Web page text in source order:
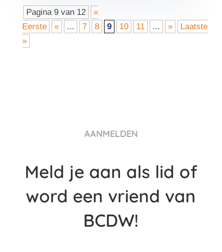
Pagina 9 van 12
«
Eerste
« ... 7 8 9 10 11 ... »
Laatste
»
AANMELDEN
Meld je aan als lid of
word een vriend van
BCDW!